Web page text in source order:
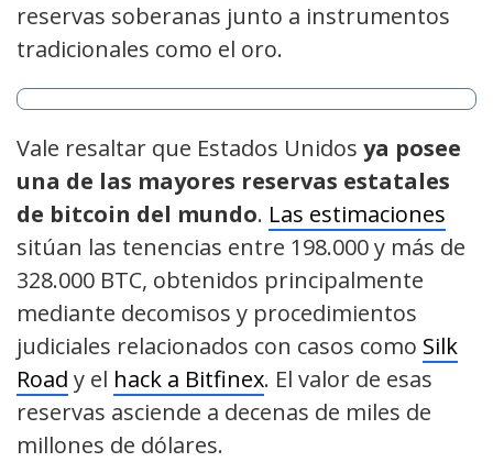
reservas soberanas junto a instrumentos
tradicionales como el oro.
Vale resaltar que Estados Unidos ya posee
una de las mayores reservas estatales
de bitcoin del mundo. Las estimaciones
sitúan las tenencias entre 198.000 y más de
328.000 BTC, obtenidos principalmente
mediante decomisos y procedimientos
judiciales relacionados con casos como Silk
Road y el hack a Bitfinex. El valor de esas
reservas asciende a decenas de miles de
millones de dólares.